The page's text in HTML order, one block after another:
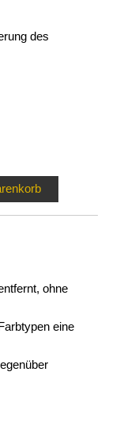
des
ohne
eine